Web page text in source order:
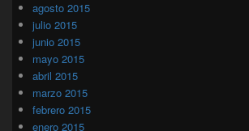
agosto 2015
julio 2015
junio 2015
mayo 2015
abril 2015
marzo 2015
febrero 2015
enero 2015